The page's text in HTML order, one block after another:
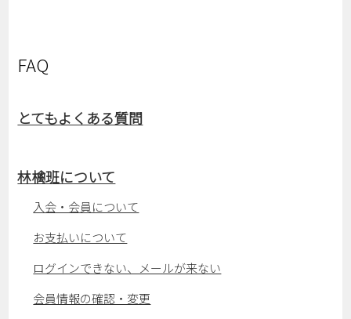
FAQ
とてもよくある質問
林檎班について
入会・会員について
お支払いについて
ログインできない、メールが来ない
会員情報の確認・変更